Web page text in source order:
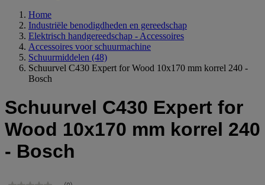
Home
Industriële benodigdheden en gereedschap
Elektrisch handgereedschap - Accessoires
Accessoires voor schuurmachine
Schuurmiddelen (48)
Schuurvel C430 Expert for Wood 10x170 mm korrel 240 -
Bosch
Schuurvel C430 Expert for
Wood 10x170 mm korrel 240
- Bosch